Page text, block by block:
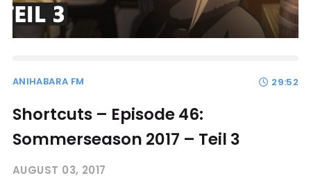
ANIHABARA FM 29:52
Shortcuts – Episode 46:
Sommerseason 2017 – Teil 3
AUGUST 03, 2017